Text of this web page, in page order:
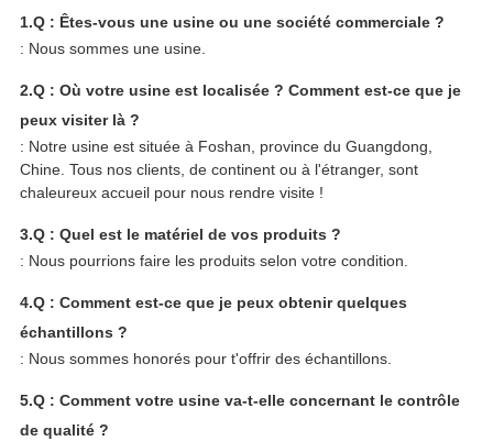
1.Q : Êtes-vous une usine ou une société commerciale ?
: Nous sommes une usine.
2.Q : Où votre usine est localisée ? Comment est-ce que je
peux visiter là ?
: Notre usine est située à Foshan, province du Guangdong,
Chine. Tous nos clients, de continent ou à l'étranger, sont
chaleureux accueil pour nous rendre visite !
3.Q : Quel est le matériel de vos produits ?
: Nous pourrions faire les produits selon votre condition.
4.Q : Comment est-ce que je peux obtenir quelques
échantillons ?
: Nous sommes honorés pour t'offrir des échantillons.
5.Q : Comment votre usine va-t-elle concernant le contrôle
de qualité ?